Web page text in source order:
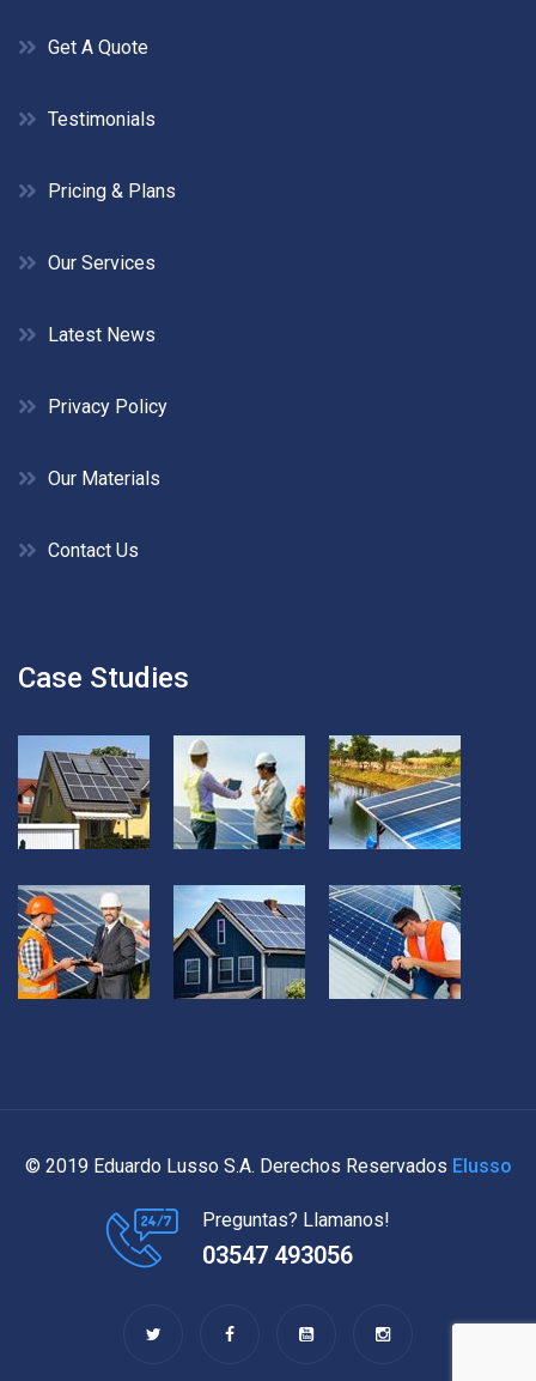
Get A Quote
Testimonials
Pricing & Plans
Our Services
Latest News
Privacy Policy
Our Materials
Contact Us
Case Studies
© 2019 Eduardo Lusso S.A. Derechos Reservados Elusso
Preguntas? Llamanos!
03547 493056